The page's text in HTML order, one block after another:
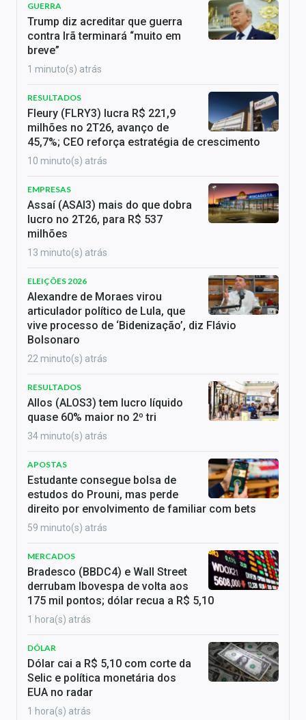
GUERRA
Trump diz acreditar que guerra
contra Irã terminará “muito em
breve”
1 minuto(s) atrás
RESULTADOS
Fleury (FLRY3) lucra R$ 221,9
milhões no 2T26, avanço de
45,7%; CEO reforça estratégia de crescimento
10 minuto(s) atrás
EMPRESAS
Assaí (ASAI3) mais do que dobra
lucro no 2T26, para R$ 537
milhões
13 minuto(s) atrás
ELEIÇÕES 2026
Alexandre de Moraes virou
articulador político de Lula, que
vive processo de ‘Bidenização’, diz Flávio
Bolsonaro
22 minuto(s) atrás
RESULTADOS
Allos (ALOS3) tem lucro líquido
quase 60% maior no 2º tri
34 minuto(s) atrás
APOSTAS
Estudante consegue bolsa de
estudos do Prouni, mas perde
direito por envolvimento de familiar com bets
59 minuto(s) atrás
MERCADOS
Bradesco (BBDC4) e Wall Street
derrubam Ibovespa de volta aos
175 mil pontos; dólar recua a R$ 5,10
1 hora(s) atrás
DÓLAR
Dólar cai a R$ 5,10 com corte da
Selic e política monetária dos
EUA no radar
1 hora(s) atrás